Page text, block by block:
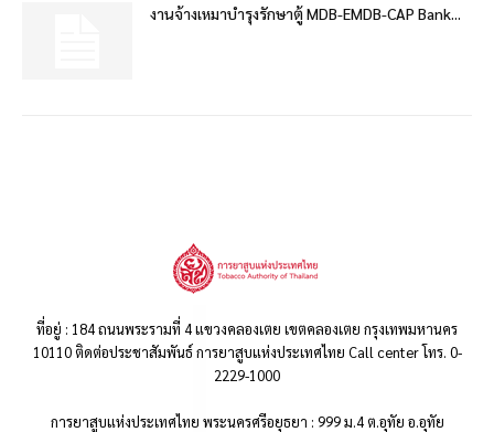
งานจ้างเหมาบำรุงรักษาตู้ MDB-EMDB-CAP Bank...
ที่อยู่ : 184 ถนนพระรามที่ 4 แขวงคลองเตย เขตคลองเตย กรุงเทพมหานคร
10110 ติดต่อประชาสัมพันธ์ การยาสูบแห่งประเทศไทย Call center โทร. 0-
2229-1000
การยาสูบแห่งประเทศไทย พระนครศรีอยุธยา : 999 ม.4 ต.อุทัย อ.อุทัย